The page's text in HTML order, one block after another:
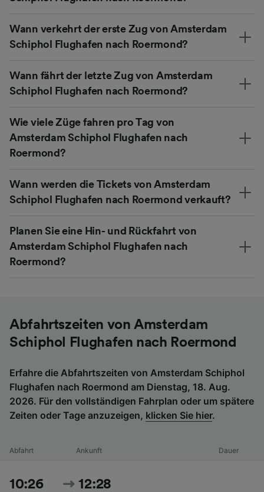
Wann verkehrt der erste Zug von Amsterdam
Schiphol Flughafen nach Roermond?
Wann fährt der letzte Zug von Amsterdam
Schiphol Flughafen nach Roermond?
Wie viele Züge fahren pro Tag von
Amsterdam Schiphol Flughafen nach
Roermond?
Wann werden die Tickets von Amsterdam
Schiphol Flughafen nach Roermond verkauft?
Planen Sie eine Hin- und Rückfahrt von
Amsterdam Schiphol Flughafen nach
Roermond?
Abfahrtszeiten von Amsterdam
Schiphol Flughafen nach Roermond
Erfahre die Abfahrtszeiten von Amsterdam Schiphol
Flughafen nach Roermond am Dienstag, 18. Aug.
2026. Für den vollständigen Fahrplan oder um spätere
Zeiten oder Tage anzuzeigen, klicken Sie hier.
Abfahrt Ankunft Dauer
10:26 12:28